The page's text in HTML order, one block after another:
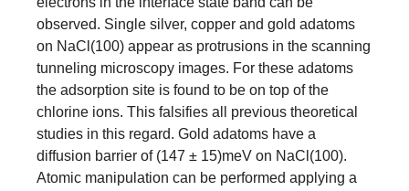
observed. Single silver, copper and gold adatoms
on NaCl(100) appear as protrusions in the scanning
tunneling microscopy images. For these adatoms
the adsorption site is found to be on top of the
chlorine ions. This falsifies all previous theoretical
studies in this regard. Gold adatoms have a
diffusion barrier of (147 ± 15)meV on NaCl(100).
Atomic manipulation can be performed applying a